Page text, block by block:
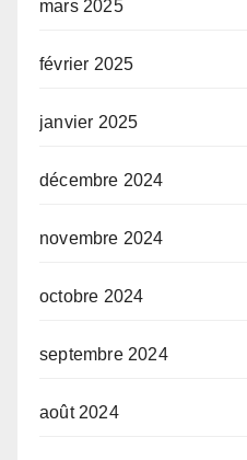
mars 2025
février 2025
janvier 2025
décembre 2024
novembre 2024
octobre 2024
septembre 2024
août 2024